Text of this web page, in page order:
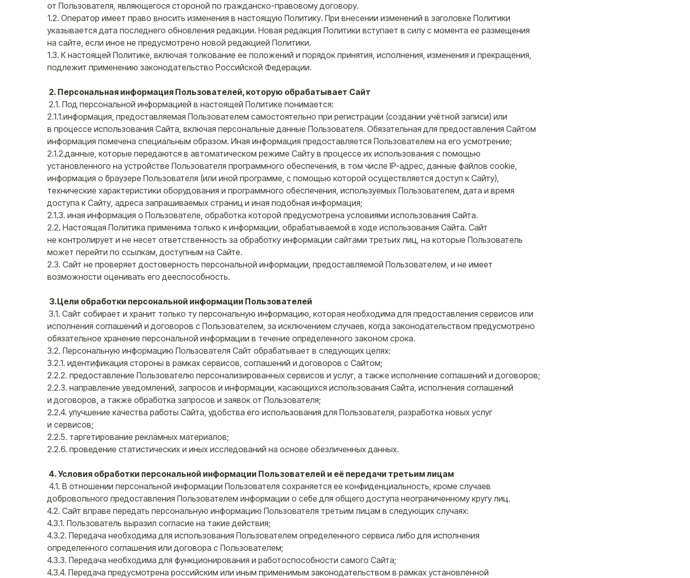
от Пользователя, являющегося стороной по гражданско-правовому договору.
1.2. Оператор имеет право вносить изменения в настоящую Политику. При внесении изменений в заголовке Политики
указывается дата последнего обновления редакции. Новая редакция Политики вступает в силу с момента ее размещения
на сайте, если иное не предусмотрено новой редакцией Политики.
1.3. К настоящей Политике, включая толкование ее положений и порядок принятия, исполнения, изменения и прекращения,
подлежит применению законодательство Российской Федерации.
2. Персональная информация Пользователей, которую обрабатывает Сайт
2.1. Под персональной информацией в настоящей Политике понимается:
2.1.1.информация, предоставляемая Пользователем самостоятельно при регистрации (создании учётной записи) или
в процессе использования Сайта, включая персональные данные Пользователя. Обязательная для предоставления Сайтом
информация помечена специальным образом. Иная информация предоставляется Пользователем на его усмотрение;
2.1.2.данные, которые передаются в автоматическом режиме Сайту в процессе их использования с помощью
установленного на устройстве Пользователя программного обеспечения, в том числе IP-адрес, данные файлов cookie,
информация о браузере Пользователя (или иной программе, с помощью которой осуществляется доступ к Сайту),
технические характеристики оборудования и программного обеспечения, используемых Пользователем, дата и время
доступа к Сайту, адреса запрашиваемых страниц и иная подобная информация;
2.1.3. иная информация о Пользователе, обработка которой предусмотрена условиями использования Сайта.
2.2. Настоящая Политика применима только к информации, обрабатываемой в ходе использования Сайта. Сайт
не контролирует и не несет ответственность за обработку информации сайтами третьих лиц, на которые Пользователь
может перейти по ссылкам, доступным на Сайте.
2.3. Сайт не проверяет достоверность персональной информации, предоставляемой Пользователем, и не имеет
возможности оценивать его дееспособность.
3.Цели обработки персональной информации Пользователей
3.1. Сайт собирает и хранит только ту персональную информацию, которая необходима для предоставления сервисов или
исполнения соглашений и договоров с Пользователем, за исключением случаев, когда законодательством предусмотрено
обязательное хранение персональной информации в течение определенного законом срока.
3.2. Персональную информацию Пользователя Сайт обрабатывает в следующих целях:
3.2.1. идентификация стороны в рамках сервисов, соглашений и договоров с Сайтом;
2.2.2. предоставление Пользователю персонализированных сервисов и услуг, а также исполнение соглашений и договоров;
2.2.3. направление уведомлений, запросов и информации, касающихся использования Сайта, исполнения соглашений
и договоров, а также обработка запросов и заявок от Пользователя;
2.2.4. улучшение качества работы Сайта, удобства его использования для Пользователя, разработка новых услуг
и сервисов;
2.2.5. таргетирование рекламных материалов;
2.2.6. проведение статистических и иных исследований на основе обезличенных данных.
4. Условия обработки персональной информации Пользователей и её передачи третьим лицам
4.1. В отношении персональной информации Пользователя сохраняется ее конфиденциальность, кроме случаев
добровольного предоставления Пользователем информации о себе для общего доступа неограниченному кругу лиц.
4.2. Сайт вправе передать персональную информацию Пользователя третьим лицам в следующих случаях:
4.3.1. Пользователь выразил согласие на такие действия;
4.3.2. Передача необходима для использования Пользователем определенного сервиса либо для исполнения
определенного соглашения или договора с Пользователем;
4.3.3. Передача необходима для функционирования и работоспособности самого Сайта;
4.3.4. Передача предусмотрена российским или иным применимым законодательством в рамках установленной